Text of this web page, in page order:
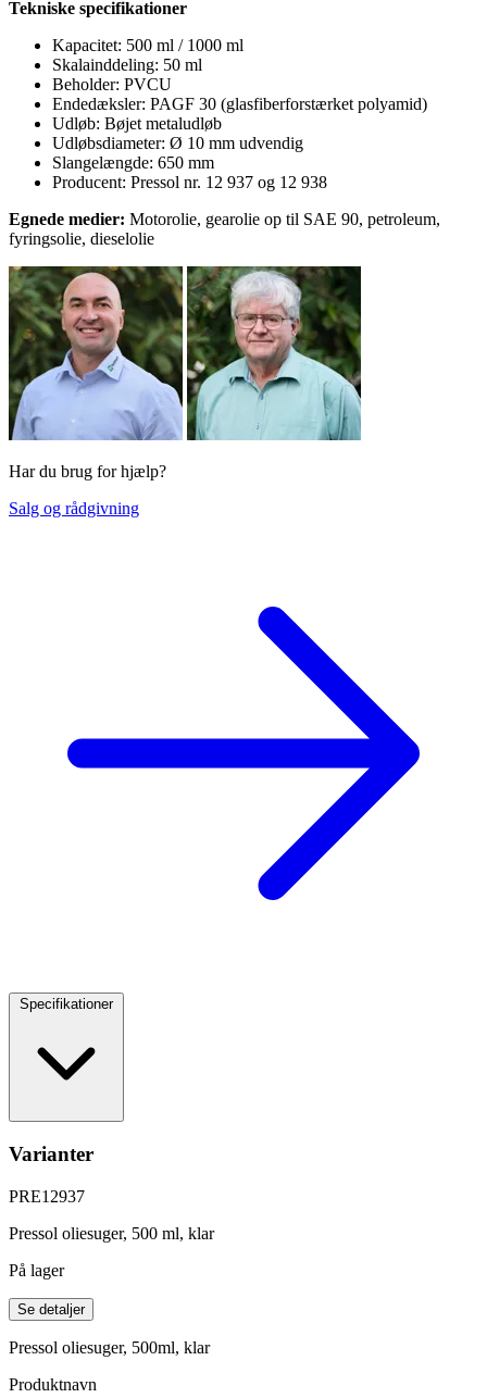
Tekniske specifikationer
Kapacitet: 500 ml / 1000 ml
Skalainddeling: 50 ml
Beholder: PVCU
Endedæksler: PAGF 30 (glasfiberforstærket polyamid)
Udløb: Bøjet metaludløb
Udløbsdiameter: Ø 10 mm udvendig
Slangelængde: 650 mm
Producent: Pressol nr. 12 937 og 12 938
Egnede medier: Motorolie, gearolie op til SAE 90, petroleum,
fyringsolie, dieselolie
Har du brug for hjælp?
Salg og rådgivning
Specifikationer
Varianter
PRE12937
Pressol oliesuger, 500 ml, klar
På lager
Se detaljer
Pressol oliesuger, 500ml, klar
Produktnavn